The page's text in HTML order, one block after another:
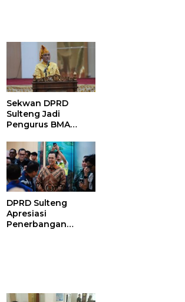
Sekwan DPRD
Sulteng Jadi
Pengurus BMA
Perkuat Pelestarian
Adat
DPRD Sulteng
Apresiasi
Penerbangan